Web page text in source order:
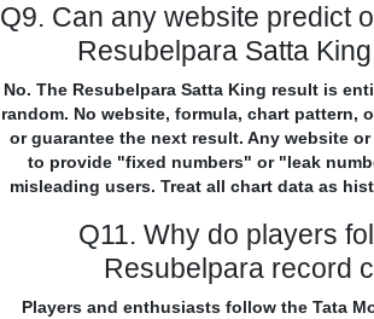
Q9. Can any website predict
Resubelpara Satta
No. The Resubelpara Satta King result is
random. No website, formula, chart pattern,
or guarantee the next result. Any website
to provide "fixed numbers" or "leak
misleading users. Treat all chart data as
Q11. Why do players
Resubelpara record
Players and enthusiasts follow the Tata